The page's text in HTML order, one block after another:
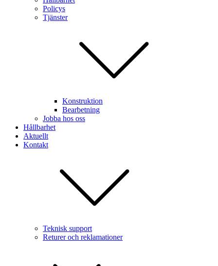
Policys
Tjänster
Konstruktion
Bearbetning
Jobba hos oss
Hållbarhet
Aktuellt
Kontakt
Teknisk support
Returer och reklamationer